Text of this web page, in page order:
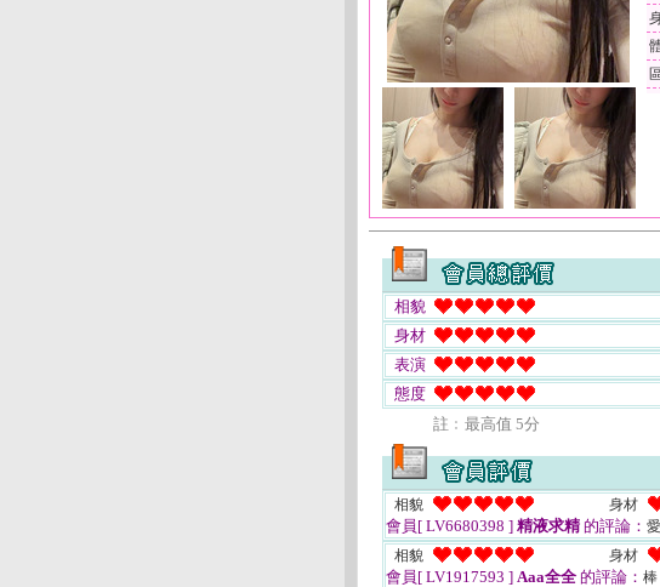
相貌
身材
表演
態度
註﹕最高值 5分
相貌 身材
會員[ LV6680398 ] 精液求精 的評論：
相貌 身材
會員[ LV1917593 ] Aaa全全 的評論： 棒